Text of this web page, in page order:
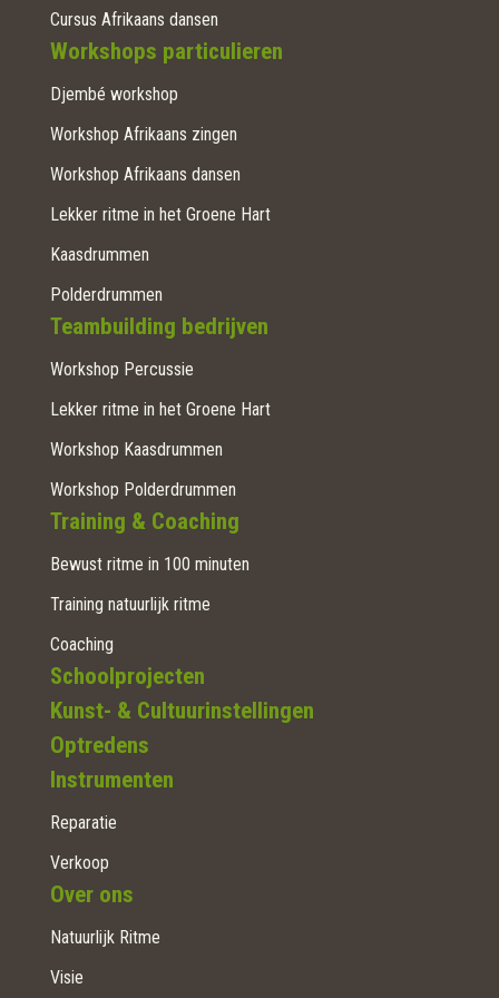
Cursus Afrikaans dansen
Workshops particulieren
Djembé workshop
Workshop Afrikaans zingen
Workshop Afrikaans dansen
Lekker ritme in het Groene Hart
Kaasdrummen
Polderdrummen
Teambuilding bedrijven
Workshop Percussie
Lekker ritme in het Groene Hart
Workshop Kaasdrummen
Workshop Polderdrummen
Training & Coaching
Bewust ritme in 100 minuten
Training natuurlijk ritme
Coaching
Schoolprojecten
Kunst- & Cultuurinstellingen
Optredens
Instrumenten
Reparatie
Verkoop
Over ons
Natuurlijk Ritme
Visie